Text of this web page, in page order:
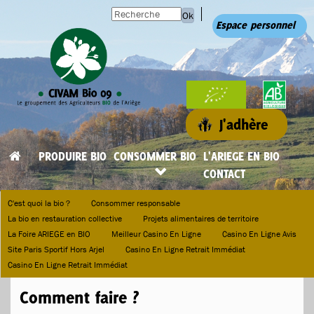
Ok
Espace personnel
J'adhère
PRODUIRE BIO CONSOMMER BIO L'ARIEGE EN BIO
CONTACT
C'est quoi la bio ?
Consommer responsable
La bio en restauration collective
Projets alimentaires de territoire
La Foire ARIEGE en BIO
Meilleur Casino En Ligne
Casino En Ligne Avis
Site Paris Sportif Hors Arjel
Casino En Ligne Retrait Immédiat
Casino En Ligne Retrait Immédiat
Comment faire ?